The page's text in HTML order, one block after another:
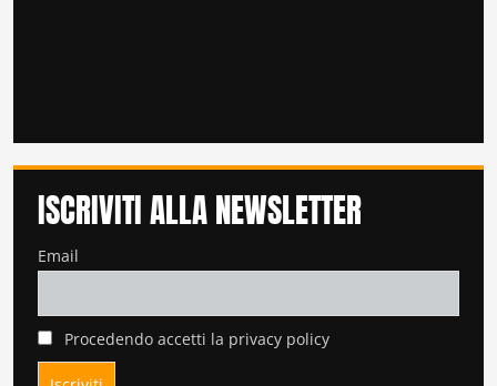
ISCRIVITI ALLA NEWSLETTER
Email
Procedendo accetti la privacy policy